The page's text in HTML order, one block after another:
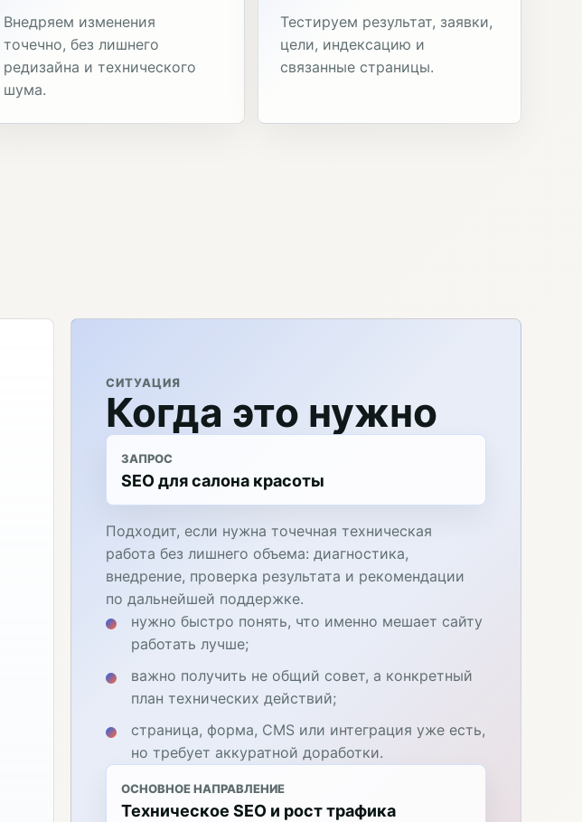
Внедряем изменения
точечно, без лишнего
редизайна и технического
шума.
Тестируем результат, заявки,
цели, индексацию и
связанные страницы.
СИТУАЦИЯ
Когда это нужно
ЗАПРОС
SEO для салона красоты
Подходит, если нужна точечная техническая
работа без лишнего объема: диагностика,
внедрение, проверка результата и рекомендации
по дальнейшей поддержке.
нужно быстро понять, что именно мешает сайту
работать лучше;
важно получить не общий совет, а конкретный
план технических действий;
страница, форма, CMS или интеграция уже есть,
но требует аккуратной доработки.
ОСНОВНОЕ НАПРАВЛЕНИЕ
Техническое SEO и рост трафика